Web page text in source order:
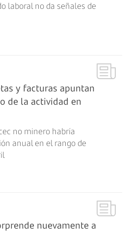
laboral no da señales de
y facturas apuntan
de la actividad en
no minero habría
anual en el rango de
nuevamente a